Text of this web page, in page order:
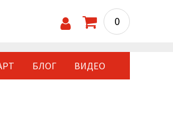
0
БЛОГ ВИДЕО